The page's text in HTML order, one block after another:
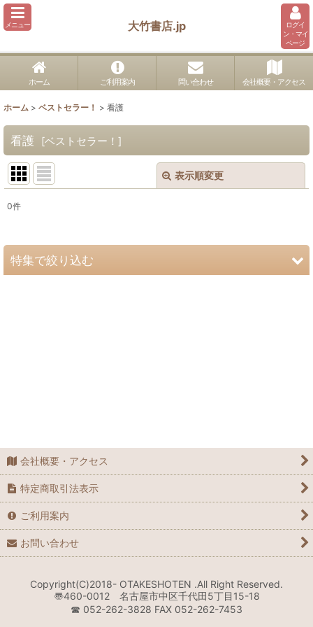
メニュー 大竹書店.jp
ログイ
ン・マイ
ページ
ホーム ご利用案内 問い合わせ 会社概要・アクセス
ホーム > ベストセラー！ > 看護
看護 [ベストセラー！ ]
表示順変更
並び順 :
0件
特集で絞り込む
感染・アレルギー
国家試験対策
救急外来
治療・診断
会社概要・アクセス
特定商取引法表示
ご利用案内
お問い合わせ
Copyright(C)2018- OTAKESHOTEN .All Right Reserved.
〠460-0012 名古屋市中区千代田5丁目15-18
☎︎ 052-262-3828 FAX 052-262-7453